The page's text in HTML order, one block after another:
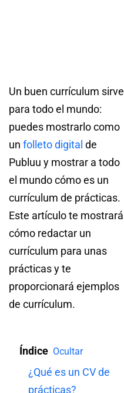
Un buen currículum sirve
para todo el mundo:
puedes mostrarlo como
un folleto digital de
Publuu y mostrar a todo
el mundo cómo es un
currículum de prácticas.
Este artículo te mostrará
cómo redactar un
currículum para unas
prácticas y te
proporcionará ejemplos
de currículum.
Índice Ocultar
¿Qué es un CV de
prácticas?